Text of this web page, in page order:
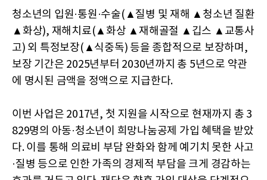
청소년의 입원·통원·수술(▲질병 및 재해 ▲청소년 질환
▲화상), 재해치료(▲화상 ▲재해골절 ▲깁스 ▲교통사
고) 외 특정보장(▲식중독) 등을 종합적으로 보장하며,
보장 기간은 2025년부터 2030년까지 총 5년으로 약관
에 명시된 금액을 정액으로 지급한다.
이번 사업은 2017년, 첫 지원을 시작으로 현재까지 총 3
829명의 아동·청소년이 희망나눔공제 가입 혜택을 받았
다. 이를 통해 의료비 부담 완화와 함께 예기치 못한 사고
·질병 등으로 인한 가족의 경제적 부담을 크게 경감하는